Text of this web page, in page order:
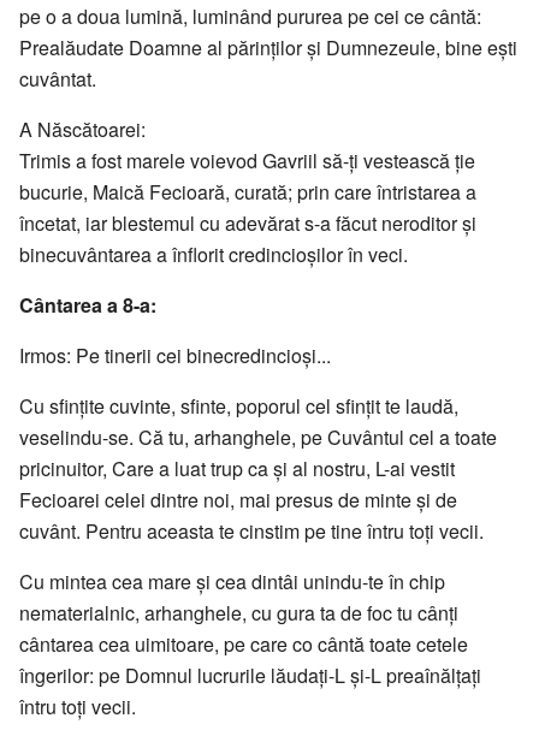
pe o a doua lumină, luminând pururea pe cei ce cântă:
Prealăudate Doamne al părinţilor şi Dumnezeule, bine eşti
cuvântat.
A Născătoarei:
Trimis a fost marele voievod Gavriil să-ţi vestească ţie
bucurie, Maică Fecioară, curată; prin care întristarea a
încetat, iar blestemul cu adevărat s-a făcut neroditor şi
binecuvântarea a înflorit credincioşilor în veci.
Cântarea a 8-a:
Irmos: Pe tinerii cei binecredincioşi...
Cu sfinţite cuvinte, sfinte, poporul cel sfinţit te laudă,
veselindu-se. Că tu, arhanghele, pe Cuvântul cel a toate
pricinuitor, Care a luat trup ca şi al nostru, L-ai vestit
Fecioarei celei dintre noi, mai presus de minte şi de
cuvânt. Pentru aceasta te cinstim pe tine întru toţi vecii.
Cu mintea cea mare şi cea dintâi unindu-te în chip
nematerialnic, arhanghele, cu gura ta de foc tu cânţi
cântarea cea uimitoare, pe care co cântă toate cetele
îngerilor: pe Domnul lucrurile lăudaţi-L şi-L preaînălţaţi
întru toţi vecii.